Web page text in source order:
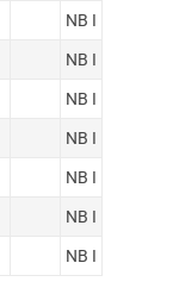
NB I
NB I
NB I
NB I
NB I
NB I
NB I